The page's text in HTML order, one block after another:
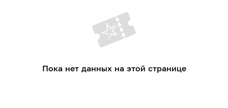
Пока нет данных на этой странице